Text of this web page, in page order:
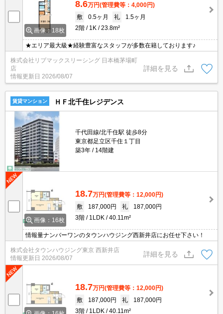
画像：18枚
8.6万円(管理費等：4,000円)
敷
0.5ヶ月 礼
1.5ヶ月
2階
1K 23.8m²
★エリア最大級★経験豊富なスタッフが多数在籍しております♪
株式会社リブマックスリーシング 日本橋茅場町
店
情報更新日 2026/08/07
詳細を見る
賃貸マンション ＨＦ北千住レジデンス
千代田線/北千住駅 徒歩8分
東京都足立区千住１丁目
築3年
14階建
画像：16枚
18.7万円(管理費等：12,000円)
敷
187,000円 礼
187,000円
3階
1LDK 40.11m²
情報量ナンバーワンのタウンハウジング西新井店にお任せ下さい！
株式会社タウンハウジング東京 西新井店
情報更新日 2026/08/07
詳細を見る
18.7万円(管理費等：12,000円)
敷
187,000円 礼
187,000円
3階
1LDK 40.11m²